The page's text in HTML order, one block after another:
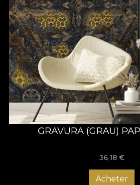
GRAVURA (GRAU)
36,18 €
Acheter